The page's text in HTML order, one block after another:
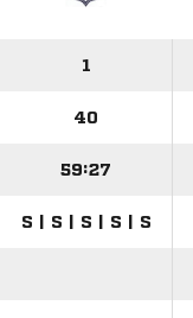
1
40
59:27
S | S | S | S | S